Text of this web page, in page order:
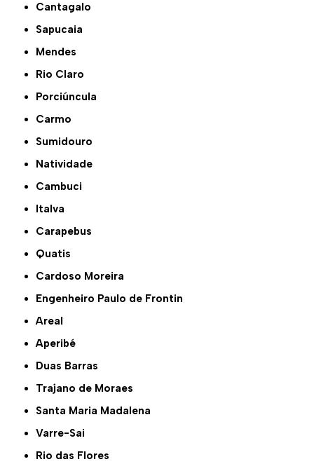
Cantagalo
Sapucaia
Mendes
Rio Claro
Porciúncula
Carmo
Sumidouro
Natividade
Cambuci
Italva
Carapebus
Quatis
Cardoso Moreira
Engenheiro Paulo de Frontin
Areal
Aperibé
Duas Barras
Trajano de Moraes
Santa Maria Madalena
Varre-Sai
Rio das Flores